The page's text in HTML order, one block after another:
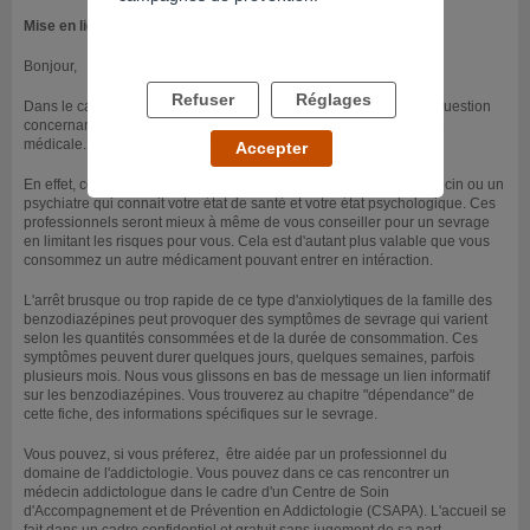
Mise en ligne le 10/09/2021
Bonjour,
Dans le cadre de cet espace nous ne pouvons répondre à votre question
concernant un sevrage médicamenteux, qui relève d'une réponse
médicale.
En effet, ce type de traitement est prescrit en général par un médecin ou un
psychiatre qui connait votre état de santé et votre état psychologique. Ces
professionnels seront mieux à même de vous conseiller pour un sevrage
en limitant les risques pour vous. Cela est d'autant plus valable que vous
consommez un autre médicament pouvant entrer en intéraction.
L'arrêt brusque ou trop rapide de ce type d'anxiolytiques de la famille des
benzodiazépines peut provoquer des symptômes de sevrage qui varient
selon les quantités consommées et de la durée de consommation. Ces
symptômes peuvent durer quelques jours, quelques semaines, parfois
plusieurs mois. Nous vous glissons en bas de message un lien informatif
sur les benzodiazépines. Vous trouverez au chapitre "dépendance" de
cette fiche, des informations spécifiques sur le sevrage.
Vous pouvez, si vous préferez, être aidée par un professionnel du
domaine de l'addictologie. Vous pouvez dans ce cas rencontrer un
médecin addictologue dans le cadre d'un Centre de Soin
d'Accompagnement et de Prévention en Addictologie (CSAPA). L'accueil se
Refuser Réglages
Accepter